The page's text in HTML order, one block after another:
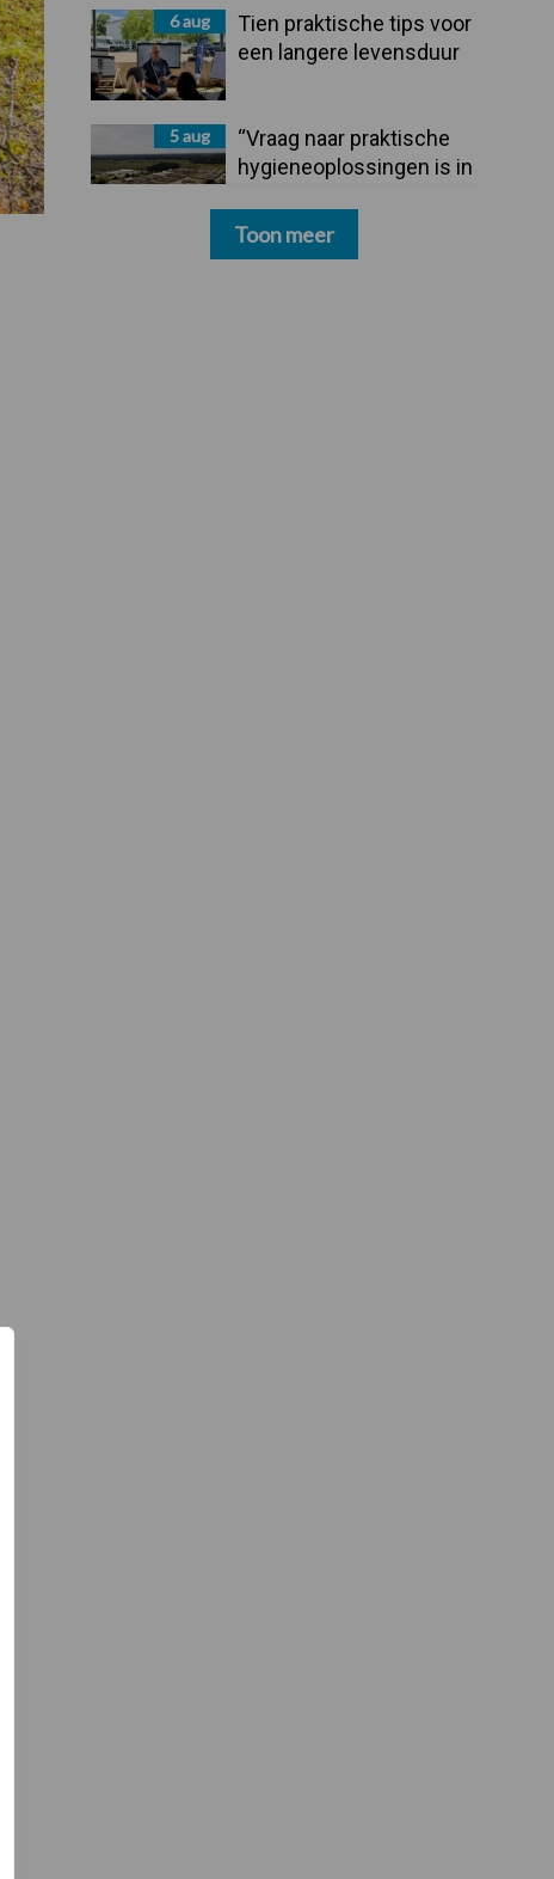
6 aug
Tien praktische tips voor
een langere levensduur
5 aug
“Vraag naar praktische
hygieneoplossingen is in
Toon meer